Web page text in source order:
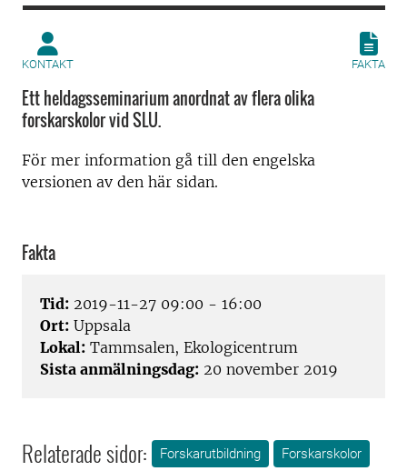
KONTAKT FAKTA
Ett heldagsseminarium anordnat av flera olika
forskarskolor vid SLU.
För mer information gå till den engelska
versionen av den här sidan.
Fakta
Tid: 2019-11-27 09:00 - 16:00
Ort: Uppsala
Lokal: Tammsalen, Ekologicentrum
Sista anmälningsdag: 20 november 2019
Relaterade sidor: Forskarutbildning Forskarskolor